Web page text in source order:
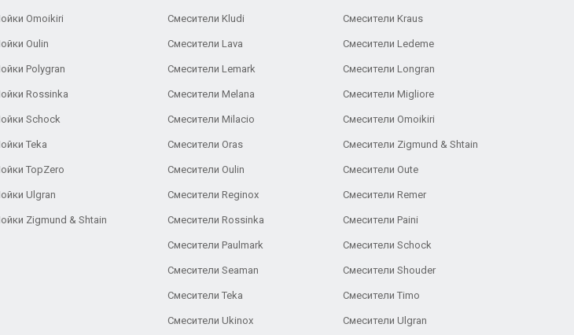
Omoikiri
Oulin
Polygran
Rossinka
Schock
Teka
TopZero
Ulgran
Zigmund & Shtain
Смесители Kludi Смесители Kraus
Смесители Lava Смесители Ledeme
Смесители Lemark Смесители Longran
Смесители Melana Смесители Migliore
Смесители Milacio Смесители Omoikiri
Смесители Oras Смесители Zigmund & Shtain
Смесители Oulin Смесители Oute
Смесители Reginox Смесители Remer
Смесители Rossinka Смесители Paini
Смесители Paulmark Смесители Schock
Смесители Seaman Смесители Shouder
Смесители Teka Смесители Timo
Смесители Ukinox Смесители Ulgran